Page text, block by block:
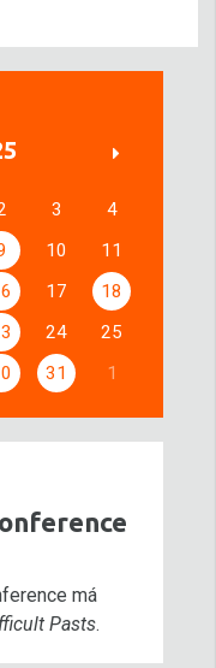
3
4
10
11
17
18
24
25
31 1
má
Pasts.